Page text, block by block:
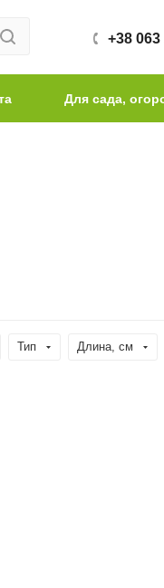
+38 063
Для сада,
Тип Длина, cм